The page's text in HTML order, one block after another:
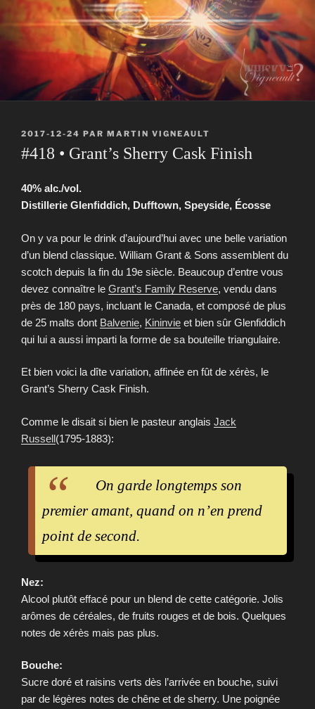
PUBLIÉ
LE
2017-12-24 PAR MARTIN VIGNEAULT
#418 • Grant’s Sherry Cask Finish
40% alc./vol.
Distillerie Glenfiddich, Dufftown, Speyside, Écosse
On y va pour le drink d’aujourd’hui avec une belle variation
d’un blend classique. William Grant & Sons assemblent du
scotch depuis la fin du 19e siècle. Beaucoup d’entre vous
devez connaître le Grant’s Family Reserve, vendu dans
près de 180 pays, incluant le Canada, et composé de plus
de 25 malts dont Balvenie, Kininvie et bien sûr Glenfiddich
qui lui a aussi imparti la forme de sa bouteille triangulaire.
Et bien voici la dîte variation, affinée en fût de xérès, le
Grant’s Sherry Cask Finish.
Comme le disait si bien le pasteur anglais Jack
Russell(1795-1883):
On garde longtemps son
premier amant, quand on n’en prend
point de second.
Nez:
Alcool plutôt effacé pour un blend de cette catégorie. Jolis
arômes de céréales, de fruits rouges et de bois. Quelques
notes de xérès mais pas plus.
Bouche:
Sucre doré et raisins verts dès l’arrivée en bouche, suivi
par de légères notes de chêne et de sherry. Une poignée